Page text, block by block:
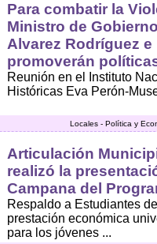
Para combatir la
Ministro de
Alvarez Rodríguez
promoverán
Reunión en el Instituto
Históricas Eva Perón-
Locales - Política y
Articulación
realizó la
Campana del
Respaldo a Estudiantes
prestación económica
para los jóvenes ...